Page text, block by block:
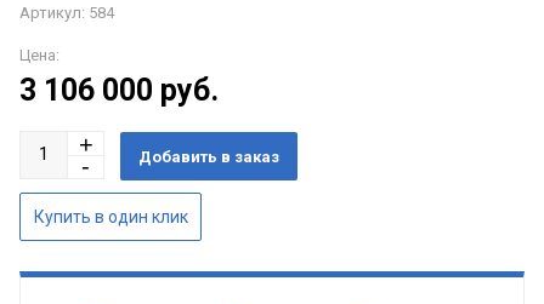
Артикул: 584
Цена:
3 106 000 руб.